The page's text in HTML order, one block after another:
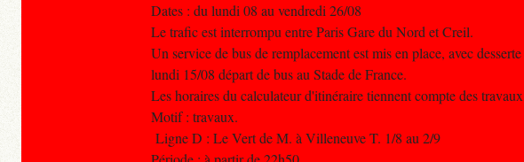
Dates : du lundi 08 au vendredi 26/08
Le trafic est interrompu entre Paris Gare du Nord et Creil.
Un service de bus de remplacement est mis en place, avec
lundi 15/08 départ de bus au Stade de France.
Les horaires du calculateur d'itinéraire tiennent compte des
Motif : travaux.
Ligne D : Le Vert de M. à Villeneuve T. 1/8 au 2/9